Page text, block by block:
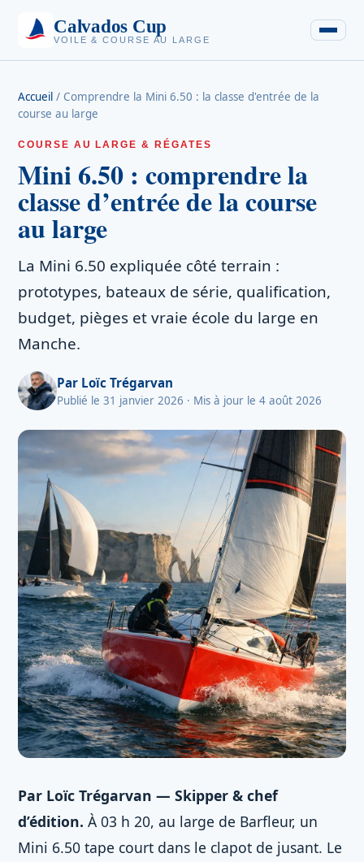
Calvados Cup
VOILE & COURSE AU LARGE
Accueil / Comprendre la Mini 6.50 : la classe d'entrée de la
course au large
COURSE AU LARGE & RÉGATES
Mini 6.50 : comprendre la
classe d’entrée de la course
au large
La Mini 6.50 expliquée côté terrain :
prototypes, bateaux de série, qualification,
budget, pièges et vraie école du large en
Manche.
Par Loïc Trégarvan
Publié le 31 janvier 2026 · Mis à jour le 4 août 2026
Par Loïc Trégarvan — Skipper & chef
d’édition. À 03 h 20, au large de Barfleur, un
Mini 6.50 tape court dans le clapot de jusant. Le